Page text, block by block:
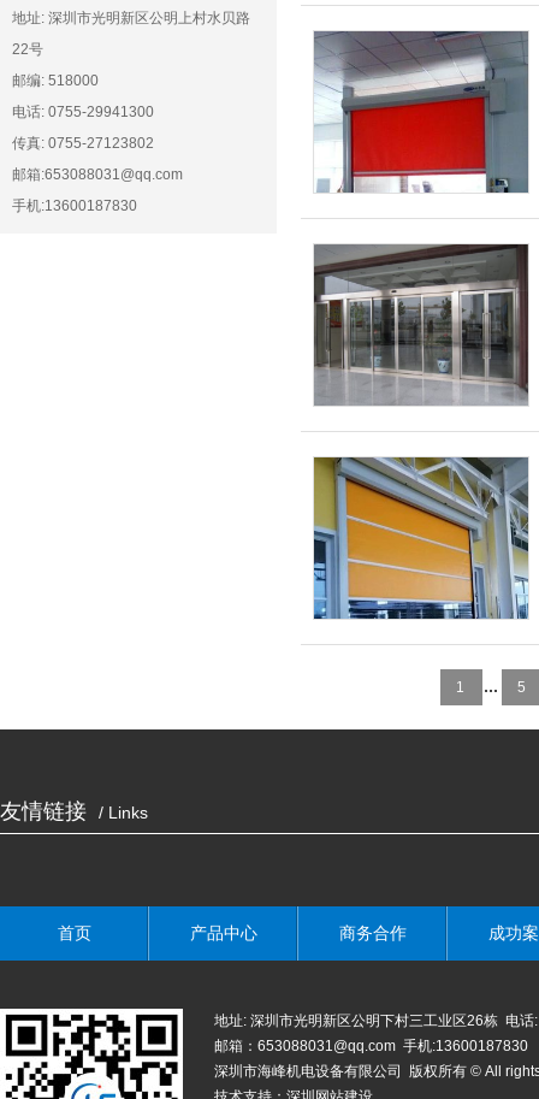
地址: 深圳市光明新区公明上村水贝路
22号
邮编: 518000
电话: 0755-29941300
传真: 0755-27123802
邮箱:653088031@qq.com
手机:13600187830
1 ... 5
友情链接 / Links
首页 产品中心 商务合作 成功
地址: 深圳市光明新区公明下村三工业区26栋 电
邮箱：653088031@qq.com 手机:13600187830
深圳市海峰机电设备有限公司 版权所有 © All